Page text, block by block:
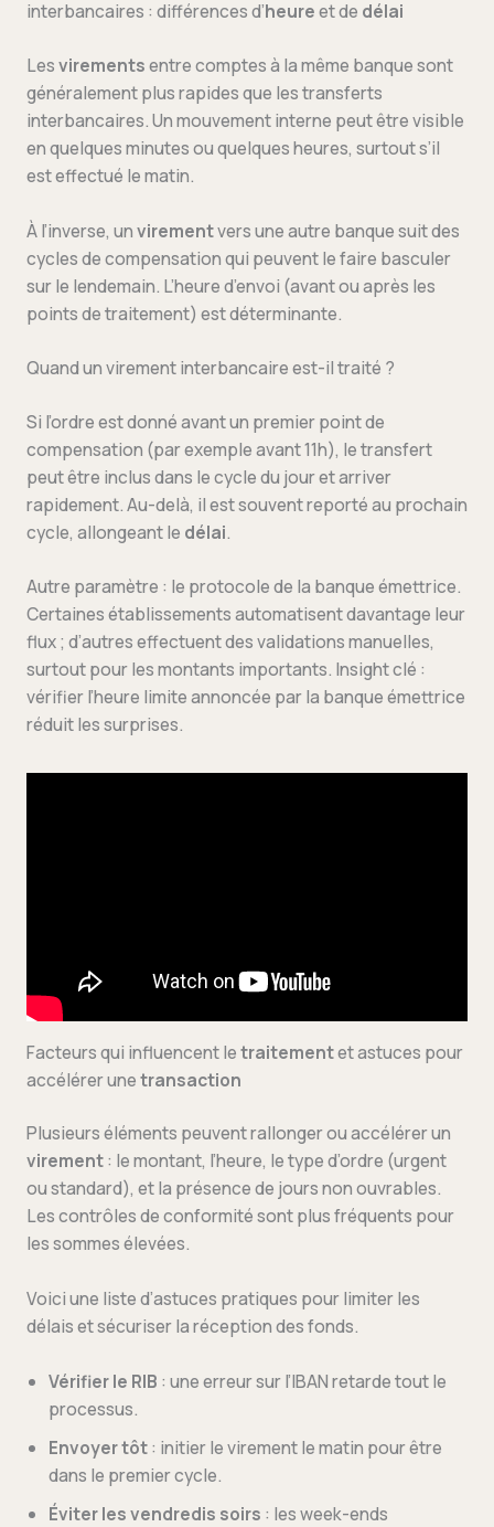
interbancaires : différences d’heureet de délai
Lesvirementsentre comptes à la même banque sont
généralement plus rapides que les transferts
interbancaires. Un mouvement interne peut être visible
en quelques minutes ou quelques heures, surtout s’il
est effectué le matin.
À l’inverse, unvirementvers une autre banque suit des
cycles de compensation qui peuvent le faire basculer
sur le lendemain. L’heure d’envoi (avant ou après les
points de traitement) est déterminante.
Quand un virement interbancaire est-il traité ?
Si l’ordre est donné avant un premier point de
compensation (par exemple avant 11h), le transfert
peut être inclus dans le cycle du jour et arriver
rapidement. Au-delà, il est souvent reporté au prochain
cycle, allongeant le délai.
Autre paramètre : le protocole de la banque émettrice.
Certaines établissements automatisent davantage leur
flux ; d’autres effectuent des validations manuelles,
surtout pour les montants importants. Insight clé :
vérifier l’heure limite annoncée par la banque émettrice
réduit les surprises.
Facteurs qui influencent letraitementet astuces pour
accélérer unetransaction
Plusieurs éléments peuvent rallonger ou accélérer un
virement: le montant, l’heure, le type d’ordre (urgent
ou standard), et la présence de jours non ouvrables.
Les contrôles de conformité sont plus fréquents pour
les sommes élevées.
Voici une liste d’astuces pratiques pour limiter les
délais et sécuriser la réception des fonds.
Vérifier le RIB : une erreur sur l’IBAN retarde tout le
processus.
Envoyer tôt: initier le virement le matin pour être
dans le premier cycle.
Éviter les vendredis soirs : les week-ends